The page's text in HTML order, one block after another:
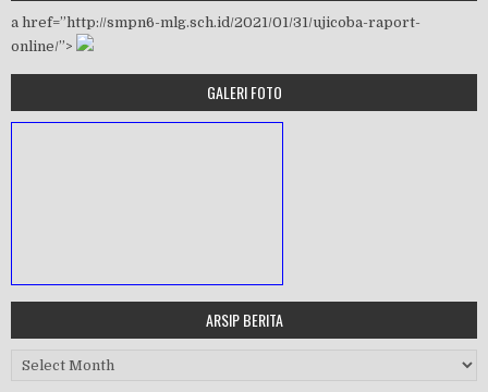
a href=”http://smpn6-mlg.sch.id/2021/01/31/ujicoba-raport-
online/”>
GALERI FOTO
ARSIP BERITA
Arsip Berita